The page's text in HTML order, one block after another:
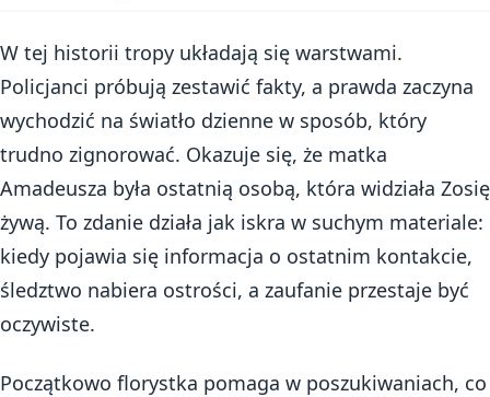
W tej historii tropy układają się warstwami.
Policjanci próbują zestawić fakty, a prawda zaczyna
wychodzić na światło dzienne w sposób, który
trudno zignorować. Okazuje się, że matka
Amadeusza była ostatnią osobą, która widziała Zosię
żywą. To zdanie działa jak iskra w suchym materiale:
kiedy pojawia się informacja o ostatnim kontakcie,
śledztwo nabiera ostrości, a zaufanie przestaje być
oczywiste.
Początkowo florystka pomaga w poszukiwaniach, co